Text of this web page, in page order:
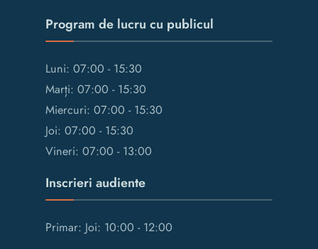
Program de lucru cu publicul
Luni: 07:00 - 15:30
Marți: 07:00 - 15:30
Miercuri: 07:00 - 15:30
Joi: 07:00 - 15:30
Vineri: 07:00 - 13:00
Inscrieri audiente
Primar: Joi: 10:00 - 12:00